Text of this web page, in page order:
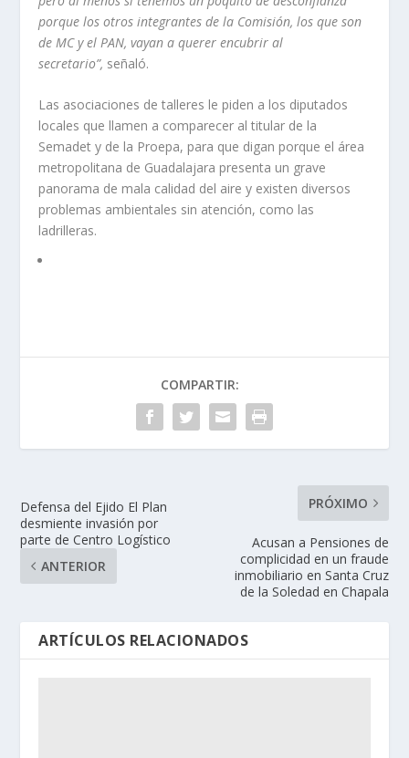
porque los otros integrantes de la Comisión, los que son
de MC y el PAN, vayan a querer encubrir al
secretario”, señaló.
Las asociaciones de talleres le piden a los diputados
locales que llamen a comparecer al titular de la
Semadet y de la Proepa, para que digan porque el área
metropolitana de Guadalajara presenta un grave
panorama de mala calidad del aire y existen diversos
problemas ambientales sin atención, como las
ladrilleras.
COMPARTIR:
Defensa del Ejido El Plan
desmiente invasión por
parte de Centro Logístico
ANTERIOR
PRÓXIMO
Acusan a Pensiones de
complicidad en un fraude
inmobiliario en Santa Cruz
de la Soledad en Chapala
ARTÍCULOS RELACIONADOS